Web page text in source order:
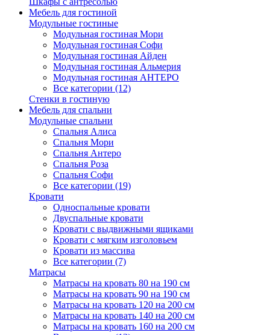
Мебель для гостиной
Модульные гостиные
Модульная гостиная Мори
Модульная гостиная Софи
Модульная гостиная Айден
Модульная гостиная Альмерия
Модульная гостиная АНТЕРО
Все категории (12)
Стенки в гостиную
Мебель для спальни
Модульные спальни
Спальня Алиса
Спальня Мори
Спальня Антеро
Спальня Роза
Спальня Софи
Все категории (19)
Кровати
Односпальные кровати
Двуспальные кровати
Кровати с выдвижными ящиками
Кровати с мягким изголовьем
Кровати из массива
Все категории (7)
Матрасы
Матрасы на кровать 80 на 190 см
Матрасы на кровать 90 на 190 см
Матрасы на кровать 120 на 200 см
Матрасы на кровать 140 на 200 см
Матрасы на кровать 160 на 200 см